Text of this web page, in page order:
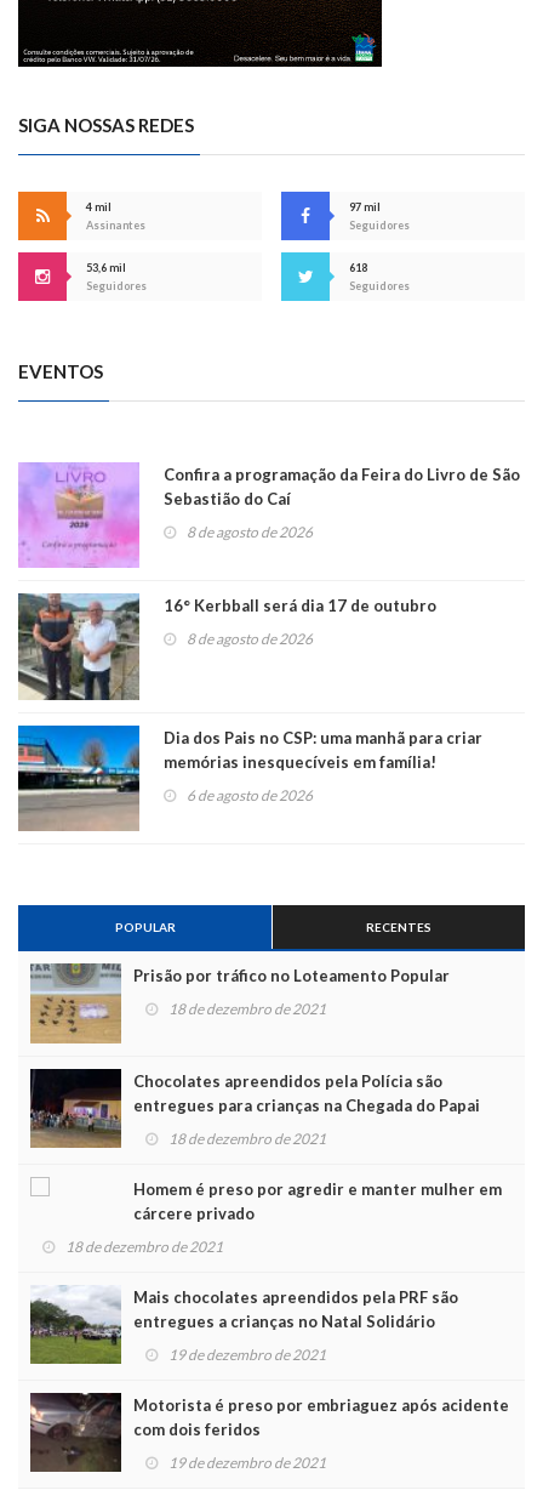
SIGA NOSSAS REDES
4 mil
Assinantes
97 mil
Seguidores
53,6 mil
Seguidores
618
Seguidores
EVENTOS
Confira a programação da Feira do Livro de São
Sebastião do Caí
8 de agosto de 2026
16° Kerbball será dia 17 de outubro
8 de agosto de 2026
Dia dos Pais no CSP: uma manhã para criar
memórias inesquecíveis em família!
6 de agosto de 2026
POPULAR RECENTES
Prisão por tráfico no Loteamento Popular
18 de dezembro de 2021
Chocolates apreendidos pela Polícia são
entregues para crianças na Chegada do Papai
Noel
18 de dezembro de 2021
Homem é preso por agredir e manter mulher em
cárcere privado
18 de dezembro de 2021
Mais chocolates apreendidos pela PRF são
entregues a crianças no Natal Solidário
19 de dezembro de 2021
Motorista é preso por embriaguez após acidente
com dois feridos
19 de dezembro de 2021